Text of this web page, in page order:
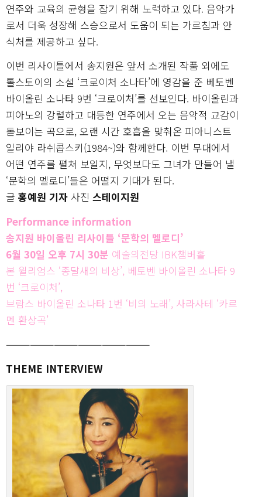
연주와 교육의 균형을 잡기 위해 노력하고 있다. 음악가
로서 더욱 성장해 스승으로서 도움이 되는 가르침과 안
식처를 제공하고 싶다.
이번 리사이틀에서 송지원은 앞서 소개된 작품 외에도
톨스토이의 소설 ‘크로이처 소나타’에 영감을 준 베토벤
바이올린 소나타 9번 ‘크로이처’를 선보인다. 바이올린과
피아노의 강렬하고 대등한 연주에서 오는 음악적 교감이
돋보이는 곡으로, 오랜 시간 호흡을 맞춰온 피아니스트
일리야 라쉬콥스키(1984~)와 함께한다. 이번 무대에서
어떤 연주를 펼쳐 보일지, 무엇보다도 그녀가 만들어 낼
‘문학의 멜로디’들은 어떨지 기대가 된다.
글 홍예원 기자 사진 스테이지원
Performance information
송지원 바이올린 리사이틀 ‘문학의 멜로디’
6월 30일 오후 7시 30분 예술의전당 IBK챔버홀
본 윌리엄스 ‘종달새의 비상’, 베토벤 바이올린 소나타 9
번 ‘크로이처’,
브람스 바이올린 소나타 1번 ‘비의 노래’, 사라사테 ‘카르
멘 환상곡’
——————————————————
THEME INTERVIEW